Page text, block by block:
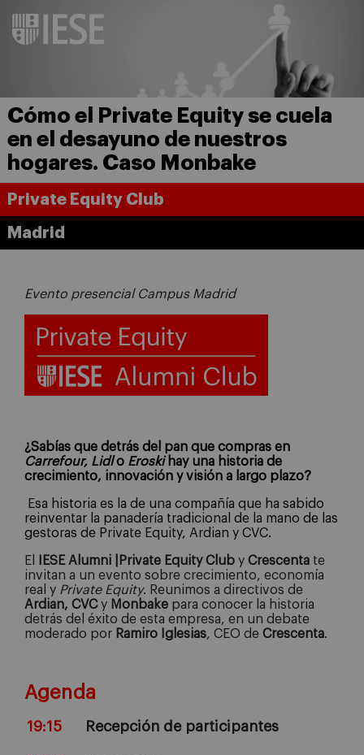
Cómo el Private Equity se cuela
en el desayuno de nuestros
hogares. Caso Monbake
Private Equity Club
Madrid
Evento presencial Campus Madrid
¿Sabías que detrás del pan que compras en
Carrefour, Lidlo Eroskihay una historia de
crecimiento, innovación y visión a largo plazo?
Esa historia es la de una compañía que ha sabido
reinventar la panadería tradicional de la mano de las
gestoras de Private Equity, Ardian y CVC.
El IESE Alumni |Private Equity Club y Crescenta te
invitan a un evento sobre crecimiento, economía
real y Private Equity. Reunimos a directivos de
Ardian, CVCy Monbake para conocer la historia
detrás del éxito de esta empresa, en un debate
moderado por Ramiro Iglesias, CEO de Crescenta.
Agenda
19:15 Recepción de participantes